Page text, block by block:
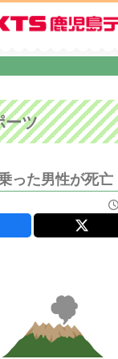
ーツ
った男性が死亡